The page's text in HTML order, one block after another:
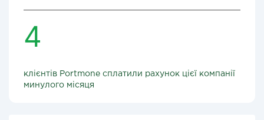
4
клієнтів Portmone сплатили рахунок цієї компанії
минулого місяця